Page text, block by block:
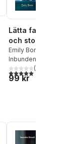
Lätta fakta
och stormar
Emily Bone
Inbunden
5,0utav 5(
99 kr